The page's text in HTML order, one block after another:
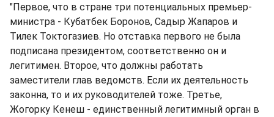
"Первое, что в стране три потенциальных премьер-
министра - Кубатбек Боронов, Садыр Жапаров и
Тилек Токтогазиев. Но отставка первого не была
подписана президентом, соответственно он и
легитимен. Второе, что должны работать
заместители глав ведомств. Если их деятельность
законна, то и их руководителей тоже. Третье,
Жогорку Кенеш - единственный легитимный орган в